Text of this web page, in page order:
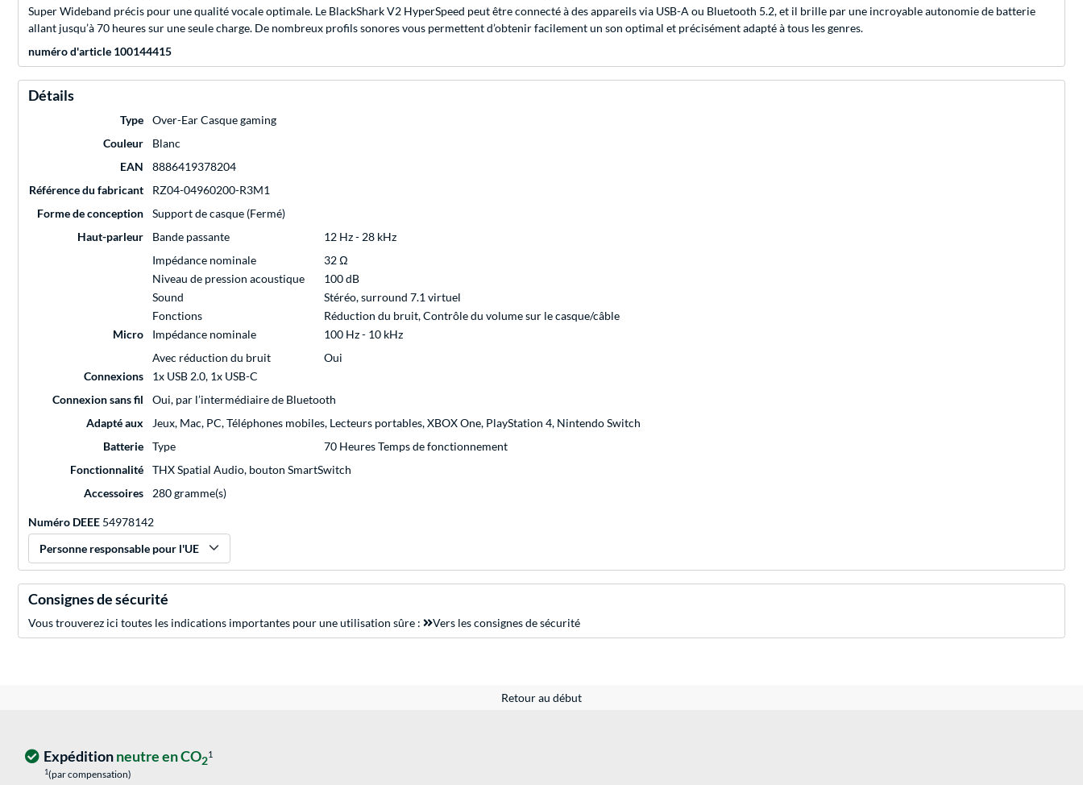
Super Wideband précis pour une qualité vocale optimale. Le BlackShark V2 HyperSpeed peut être connecté à des appareils via USB-A ou Bluetooth 5.2, et il brille par une incroyable autonomie de batterie
allant jusqu’à 70 heures sur une seule charge. De nombreux profils sonores vous permettent d’obtenir facilement un son optimal et précisément adapté à tous les genres.
numéro d'article 100144415
Détails
Type
Over-Ear Casque gaming
Couleur
Blanc
EAN
8886419378204
Référence du fabricant
RZ04-04960200-R3M1
Forme de conception
Support de casque (Fermé)
Haut-parleur
Bande passante
12 Hz - 28 kHz
Impédance nominale
32 Ω
Niveau de pression acoustique
100 dB
Sound
Stéréo, surround 7.1 virtuel
Fonctions
Réduction du bruit, Contrôle du volume sur le casque/câble
Micro
Impédance nominale
100 Hz - 10 kHz
Avec réduction du bruit
Oui
Connexions
1x USB 2.0, 1x USB-C
Connexion sans fil
Oui, par l’intermédiaire de Bluetooth
Adapté aux
Jeux, Mac, PC, Téléphones mobiles, Lecteurs portables, XBOX One, PlayStation 4, Nintendo Switch
Batterie
Type
70 Heures Temps de fonctionnement
Fonctionnalité
THX Spatial Audio, bouton SmartSwitch
Accessoires
280 gramme(s)
Numéro DEEE 54978142
Personne responsable pour l'UE
Consignes de sécurité
Vous trouverez ici toutes les indications importantes pour une utilisation sûre : Vers les consignes de sécurité
Retour au début
Expéditionneutre en CO21
1(par compensation)